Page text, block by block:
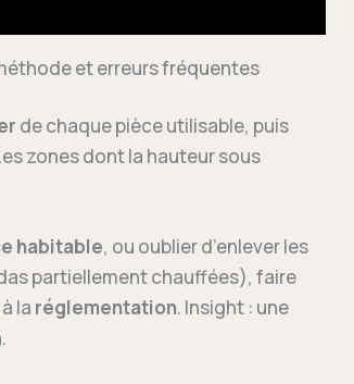
et erreurs fréquentes
de chaque pièce utilisable, puis
zones dont la hauteur sous
habitable, ou oublier d’enlever les
partiellement chauffées), faire
la réglementation. Insight : une